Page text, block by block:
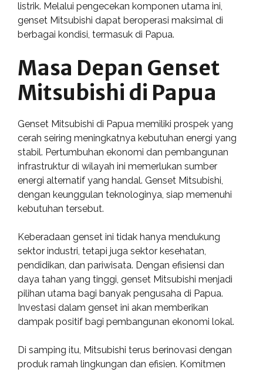
listrik. Melalui pengecekan komponen utama ini,
genset Mitsubishi dapat beroperasi maksimal di
berbagai kondisi, termasuk di Papua.
Masa Depan Genset
Mitsubishi di Papua
Genset Mitsubishi di Papua memiliki prospek yang
cerah seiring meningkatnya kebutuhan energi yang
stabil. Pertumbuhan ekonomi dan pembangunan
infrastruktur di wilayah ini memerlukan sumber
energi alternatif yang handal. Genset Mitsubishi,
dengan keunggulan teknologinya, siap memenuhi
kebutuhan tersebut.
Keberadaan genset ini tidak hanya mendukung
sektor industri, tetapi juga sektor kesehatan,
pendidikan, dan pariwisata. Dengan efisiensi dan
daya tahan yang tinggi, genset Mitsubishi menjadi
pilihan utama bagi banyak pengusaha di Papua.
Investasi dalam genset ini akan memberikan
dampak positif bagi pembangunan ekonomi lokal.
Di samping itu, Mitsubishi terus berinovasi dengan
produk ramah lingkungan dan efisien. Komitmen